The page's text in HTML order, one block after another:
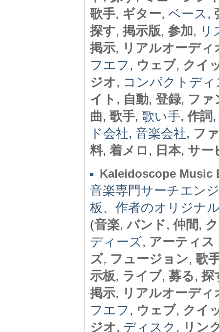
歌手, ギター, ベース,
探す, 掲示版, 参加, リ
掲示, リアルオーディ
フエフ, ウェブ, クイ
ジオ, コンパクトデ
イト , 自動, 登録, ファ
曲, 歌手, 歌い手,作詞,
ド会社, 音楽会社, フ
料, 着メロ , 日本, サー
Kaleidoscope Music
音楽専門サーチエン
板、作者のオリジナ
(音楽,バンド,仲間 ,
ディーズ, アーティス
ズ, フュージョン, 歌
示板, ライブ, 募る, 探
掲示, リアルオーディ
フエフ, ウェブ, クイ
ジオ, ディスク, リン